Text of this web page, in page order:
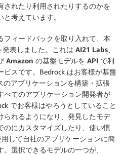
されたり利用されたりするのかを
考えています。
フィードバックを取り入れて、本
発表しました。これは AI21 Labs、
の基盤モデルを API で利
ビスです。Bedrock はお客様が基盤
のアプリケーションを構築・拡張
べてのアプリケーション開発者が
でお客様はやろうとしていること
られるようになり、発見したモデ
のにカスタマイズしたり、使い慣
して自社のアプリケーションに簡
選択できるモデルの一つが、